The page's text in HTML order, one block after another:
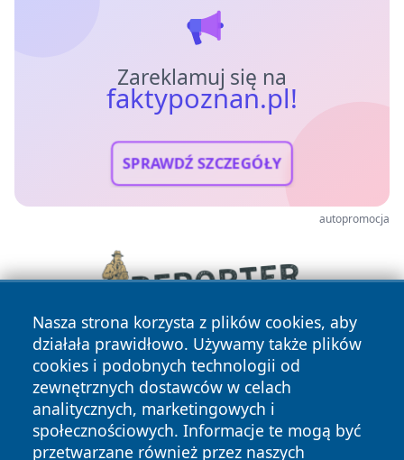
Zareklamuj się na
faktypoznan.pl!
SPRAWDŹ SZCZEGÓŁY
autopromocja
Nasza strona korzysta z plików cookies, aby
działała prawidłowo. Używamy także plików
cookies i podobnych technologii od
zewnętrznych dostawców w celach
analitycznych, marketingowych i
społecznościowych. Informacje te mogą być
przetwarzane również przez naszych